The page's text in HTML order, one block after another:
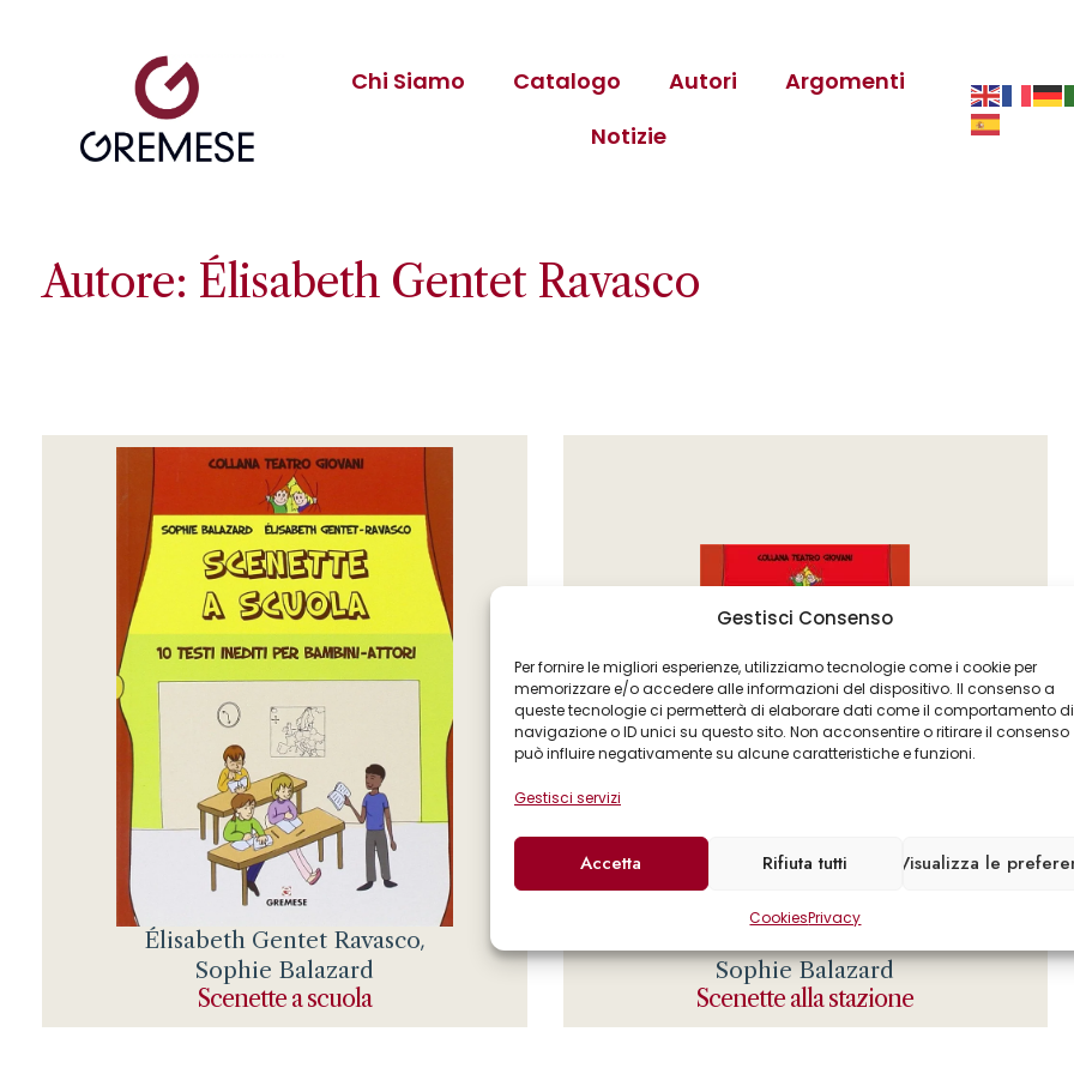
Gestisci Consenso
Per fornire le migliori esperienze, utilizziamo tecnologie come i cookie per
memorizzare e/o accedere alle informazioni del dispositivo. Il consenso a
queste tecnologie ci permetterà di elaborare dati come il comportamento di
navigazione o ID unici su questo sito. Non acconsentire o ritirare il consenso
può influire negativamente su alcune caratteristiche e funzioni.
Gestisci servizi
Accetta Rifiuta tutti Visualizza le
CookiesPrivacy
Chi Siamo Catalogo Autori
Argomenti
Notizie
Autore: Élisabeth Gentet Ravasco
Élisabeth Gentet Ravasco,
Sophie Balazard
Scenette a scuola
Sophie Balazard
Scenette alla stazione